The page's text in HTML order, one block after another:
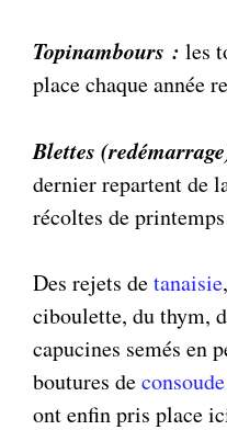
Topinambours : les
place chaque année
Blettes
dernier repartent de
récoltes de
Des rejets detanaisie
ciboulette, du thym,
capucines semés en
boutures deconsoude
ont enfin pris place